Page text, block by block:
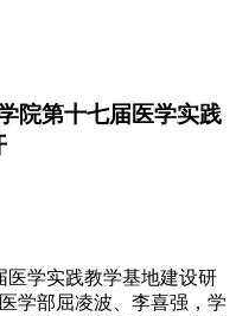
院第十七届医学实践
医学实践教学基地建设研
学部屈凌波、李喜强，学